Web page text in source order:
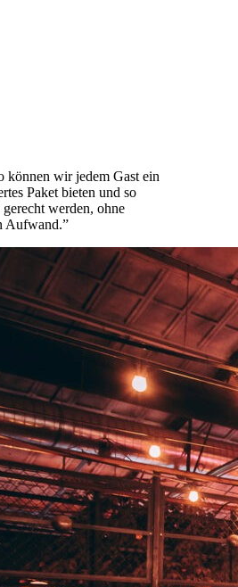
können wir jedem Gast ein
Paket bieten und so
werden, ohne
Aufwand.”